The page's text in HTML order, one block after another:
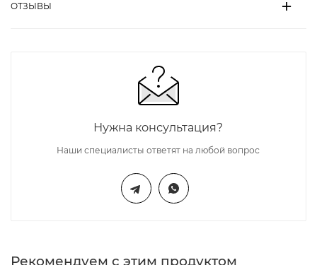
ОТЗЫВЫ
Нужна консультация?
Наши специалисты ответят на любой вопрос
Рекомендуем с этим продуктом